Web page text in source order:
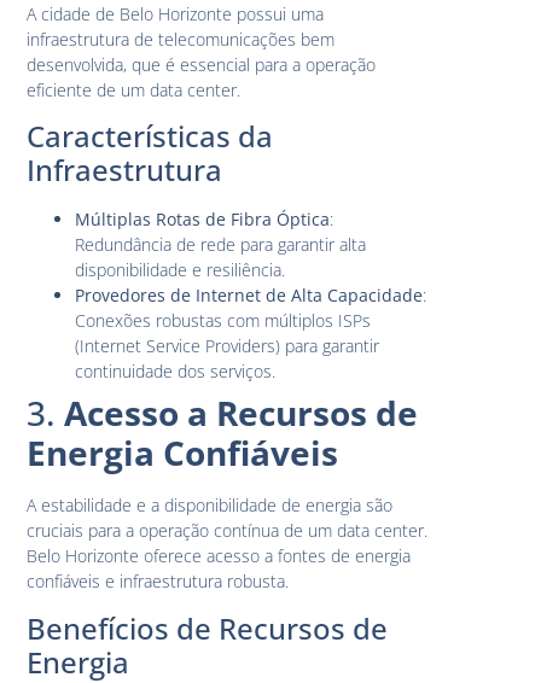
A cidade de Belo Horizonte possui uma
infraestrutura de telecomunicações bem
desenvolvida, que é essencial para a operação
eficiente de um data center.
Características da
Infraestrutura
Múltiplas Rotas de Fibra Óptica:
Redundância de rede para garantir alta
disponibilidade e resiliência.
Provedores de Internet de Alta Capacidade:
Conexões robustas com múltiplos ISPs
(Internet Service Providers) para garantir
continuidade dos serviços.
3.Acesso a Recursos de
Energia Confiáveis
A estabilidade e a disponibilidade de energia são
cruciais para a operação contínua de um data center.
Belo Horizonte oferece acesso a fontes de energia
confiáveis e infraestrutura robusta.
Benefícios de Recursos de
Energia